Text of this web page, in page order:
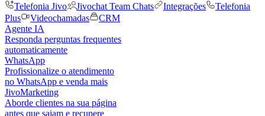
Telefonia Jivo
Jivochat Team Chats Integrações
Telefonia
Plus
Videochamadas
CRM
Agente IA
Responda perguntas frequentes
automaticamente
WhatsApp
Profissionalize o atendimento
no WhatsApp e venda mais
JivoMarketing
Aborde clientes na sua página
antes que saiam e recupere